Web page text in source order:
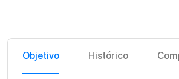
Objetivo Histórico